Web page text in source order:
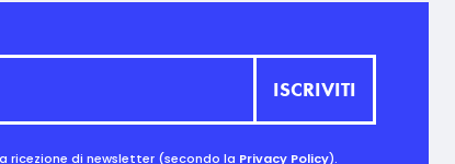
di newsletter (secondo la Privacy Policy).